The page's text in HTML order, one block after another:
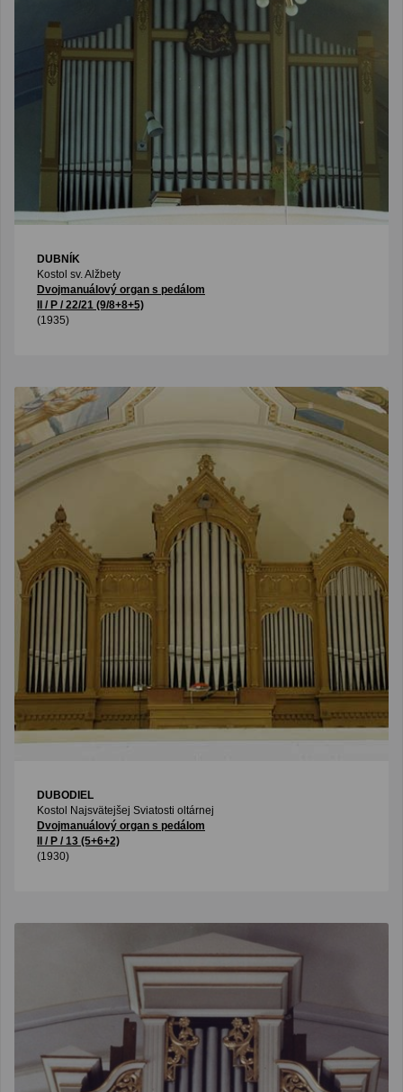
DUBNÍK
Kostol sv. Alžbety
Dvojmanuálový organ s pedálom
II / P / 22/21 (9/8+8+5)
(1935)
DUBODIEL
Kostol Najsvätejšej Sviatosti oltárnej
Dvojmanuálový organ s pedálom
II / P / 13 (5+6+2)
(1930)